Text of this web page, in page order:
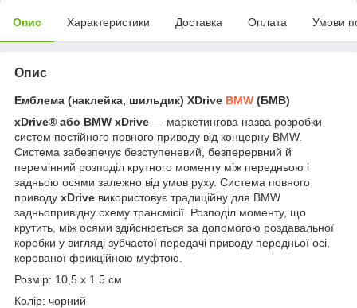
Опис Характеристики Доставка Оплата Умови
Опис
Емблема (наклейка, шильдик) XDrive BMW (БМВ)
xDrive® або BMW xDrive — маркетингова назва розробки
систем постійного повного приводу від концерну BMW.
Система забезпечує безступеневий, безперервний й
перемінний розподіл крутного моменту між передньою і
задньою осями залежно від умов руху. Система повного
приводу xDrive використовує традиційну для BMW
задньопривідну схему трансмісії. Розподіл моменту, що
крутить, між осями здійснюється за допомогою роздавальної
коробки у вигляді зубчастої передачі приводу передньої осі,
керованої фрикційною муфтою.
Розмір: 10,5 x 1.5 см
Колір: чорний